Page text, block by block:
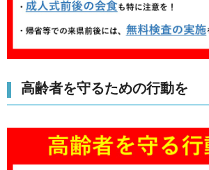
高齢者を守るための行動を